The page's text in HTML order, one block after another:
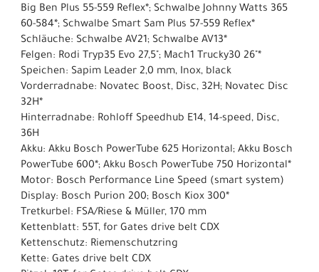
Big Ben Plus 55-559 Reflex*; Schwalbe Johnny Watts 365
60-584*; Schwalbe Smart Sam Plus 57-559 Reflex*
Schläuche: Schwalbe AV21; Schwalbe AV13*
Felgen: Rodi Tryp35 Evo 27,5"; Mach1 Trucky30 26"*
Speichen: Sapim Leader 2,0 mm, Inox, black
Vorderradnabe: Novatec Boost, Disc, 32H; Novatec Disc
32H*
Hinterradnabe: Rohloff Speedhub E14, 14-speed, Disc,
36H
Akku: Akku Bosch PowerTube 625 Horizontal; Akku Bosch
PowerTube 600*; Akku Bosch PowerTube 750 Horizontal*
Motor: Bosch Performance Line Speed (smart system)
Display: Bosch Purion 200; Bosch Kiox 300*
Tretkurbel: FSA/Riese & Müller, 170 mm
Kettenblatt: 55T, for Gates drive belt CDX
Kettenschutz: Riemenschutzring
Kette: Gates drive belt CDX